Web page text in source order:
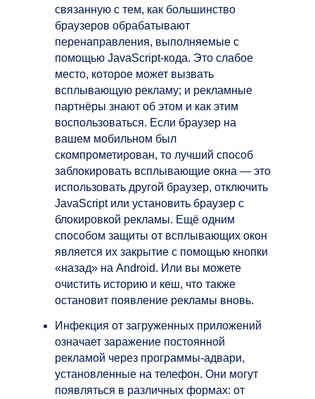
связанную с тем, как большинство
браузеров обрабатывают
перенаправления, выполняемые с
помощью JavaScript-кода. Это слабое
место, которое может вызвать
всплывающую рекламу; и рекламные
партнёры знают об этом и как этим
воспользоваться. Если браузер на
вашем мобильном был
скомпрометирован, то лучший способ
заблокировать всплывающие окна — это
использовать другой браузер, отключить
JavaScript или установить браузер с
блокировкой рекламы. Ещё одним
способом защиты от всплывающих окон
является их закрытие с помощью кнопки
«назад» на Android. Или вы можете
очистить историю и кеш, что также
остановит появление рекламы вновь.
Инфекция от загруженных приложений
означает заражение постоянной
рекламой через программы-адвари,
установленные на телефон. Они могут
появляться в различных формах: от